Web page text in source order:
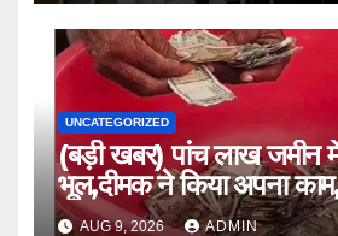
UNCATEGORIZED
(बड़ी खबर) पांच लाख जमीन में
भूल,दीमक ने किया अपना
लौटा हताश ।।
AUG 9, 2026 ADMIN